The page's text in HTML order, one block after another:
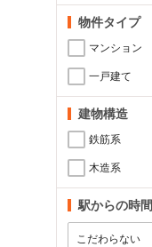
物件タイプ
マンション
一戸建て
建物構造
鉄筋系
木造系
駅からの時間